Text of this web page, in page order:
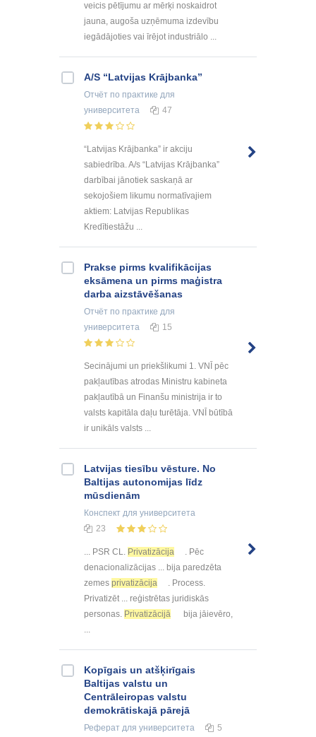
veicis pētījumu ar mērķi noskaidrot
jauna, augoša uzņēmuma izdevību
iegādājoties vai īrējot industriālo ...
A/S “Latvijas Krājbanka”
Отчёт по практике для
университета
47
“Latvijas Krājbanka” ir akciju
sabiedrība. A/s “Latvijas Krājbanka”
darbībai jānotiek saskaņā ar
sekojošiem likumu normatīvajiem
aktiem: Latvijas Republikas
Kredītiestāžu ...
Prakse pirms kvalifikācijas
eksāmena un pirms maģistra
darba aizstāvēšanas
Отчёт по практике для
университета
15
Secinājumi un priekšlikumi 1. VNĪ pēc
pakļautības atrodas Ministru kabineta
pakļautībā un Finanšu ministrija ir to
valsts kapitāla daļu turētāja. VNĪ būtībā
ir unikāls valsts ...
Latvijas tiesību vēsture. No
Baltijas autonomijas līdz
mūsdienām
Конспект для университета
23
... PSR CL. Privatizācija
. Pēc
denacionalizācijas ... bija paredzēta
zemes privatizācija
. Process.
Privatizēt ... reģistrētas juridiskās
personas. Privatizācijā
bija jāievēro,
Kopīgais un atšķirīgais
Baltijas valstu un
Centrāleiropas valstu
demokrātiskajā pārejā
Реферат для университета 5